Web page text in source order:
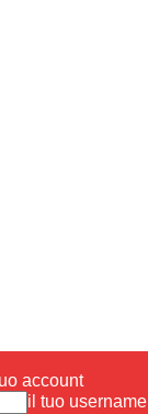
account
il tuo username